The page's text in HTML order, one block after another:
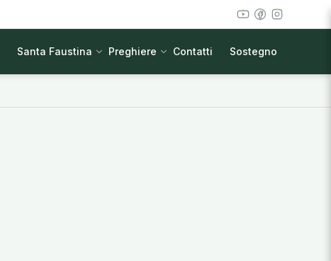
Santa Faustina Preghiere Contatti Sostegno